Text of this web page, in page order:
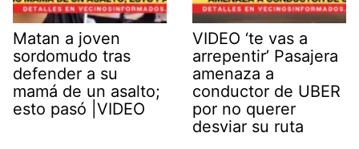
Matan a joven
sordomudo tras
defender a su
mamá de un asalto;
esto pasó |VIDEO
VIDEO ‘te vas a
arrepentir’ Pasajera
amenaza a
conductor de UBER
por no querer
desviar su ruta